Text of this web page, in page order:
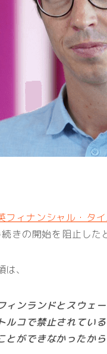
フィナンシャル・タ
きの開始を阻止した
、
ィンランドとスウェ
ルコで禁止されてい
とができなかったから